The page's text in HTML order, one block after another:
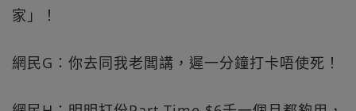
家」！
網民G：你去同我老闆講，遲一分鐘打卡唔使死！